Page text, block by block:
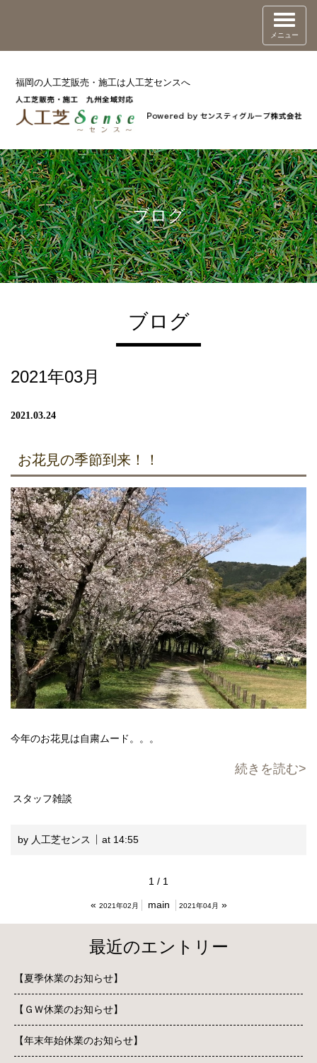
福岡の人工芝販売・施工は人工芝センスへ
メニュー
ブログ
ブログ
2021年03月
2021.03.24
お花見の季節到来！！
今年のお花見は自粛ムード。。。
続きを読む
スタッフ雑談
by 人工芝センス at 14:55
1 / 1
« 2021年02月 main 2021年04月 »
最近のエントリー
【夏季休業のお知らせ】
【ＧＷ休業のお知らせ】
【年末年始休業のお知らせ】